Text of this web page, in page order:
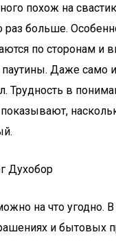
похож на
раз больше.
по сторонам и
паутины. Даже само
Трудность в
показывают,
Духобор
на что угодно.
и бытовых